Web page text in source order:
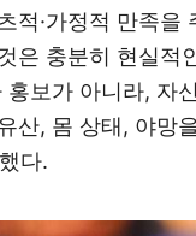
적·가정적 만족을
은 충분히 현실적
홍보가 아니라, 자
산, 몸 상태, 야망
다.